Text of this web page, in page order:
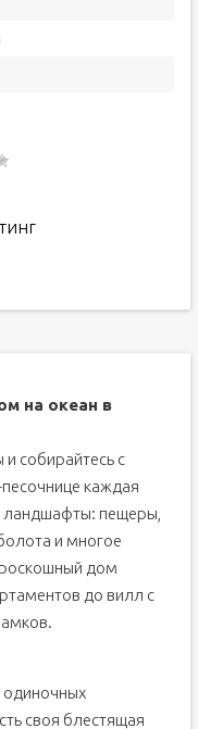
на океан в
собирайтесь с
каждая
ландшафты: пещеры,
и многое
дом
до вилл с
одиночных
своя блестящая